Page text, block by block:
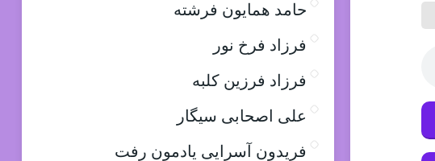
حامد همایون فرشته
فرزاد فرخ نور
فرزاد فرزین کلبه
علی اصحابی سیگار
فریدون آسرایی یادمون رفت